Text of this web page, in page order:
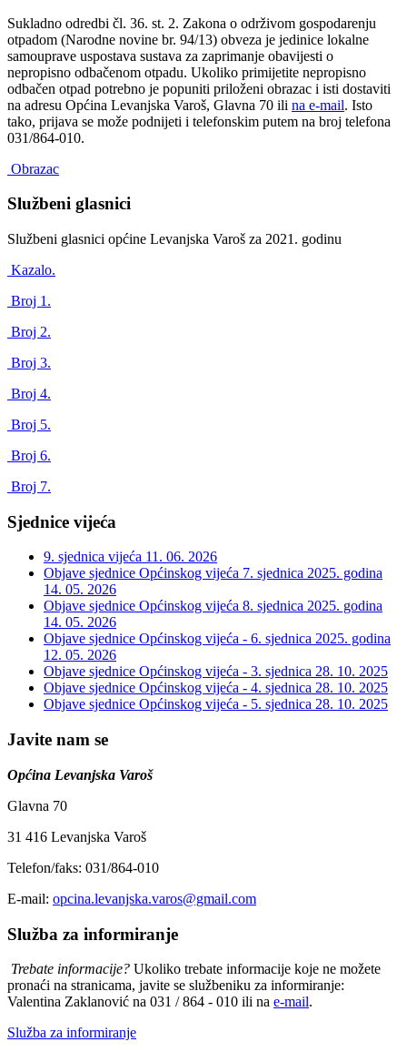
Sukladno odredbi čl. 36. st. 2. Zakona o održivom gospodarenju
otpadom (Narodne novine br. 94/13) obveza je jedinice lokalne
samouprave uspostava sustava za zaprimanje obavijesti o
nepropisno odbačenom otpadu. Ukoliko primijetite nepropisno
odbačen otpad potrebno je popuniti priloženi obrazac i isti dostaviti
na adresu Općina Levanjska Varoš, Glavna 70 ili na e-mail. Isto
tako, prijava se može podnijeti i telefonskim putem na broj telefona
031/864-010.
Obrazac
Službeni glasnici
Službeni glasnici općine Levanjska Varoš za 2021. godinu
Kazalo.
Broj 1.
Broj 2.
Broj 3.
Broj 4.
Broj 5.
Broj 6.
Broj 7.
Sjednice vijeća
9. sjednica vijeća 11. 06. 2026
Objave sjednice Općinskog vijeća 7. sjednica 2025. godina
14. 05. 2026
Objave sjednice Općinskog vijeća 8. sjednica 2025. godina
14. 05. 2026
Objave sjednice Općinskog vijeća - 6. sjednica 2025. godina
12. 05. 2026
Objave sjednice Općinskog vijeća - 3. sjednica 28. 10. 2025
Objave sjednice Općinskog vijeća - 4. sjednica 28. 10. 2025
Objave sjednice Općinskog vijeća - 5. sjednica 28. 10. 2025
Javite nam se
Općina Levanjska Varoš
Glavna 70
31 416 Levanjska Varoš
Telefon/faks: 031/864-010
E-mail: opcina.levanjska.varos@gmail.com
Služba za informiranje
Trebate informacije? Ukoliko trebate informacije koje ne možete
pronaći na stranicama, javite se službeniku za informiranje:
Valentina Zaklanović na 031 / 864 - 010 ili na e-mail.
Služba za informiranje